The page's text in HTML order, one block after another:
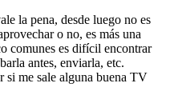
la pena, desde luego no es
o no, es más una
comunes es difícil encontrar
antes, enviarla, etc.
si me sale alguna buena TV